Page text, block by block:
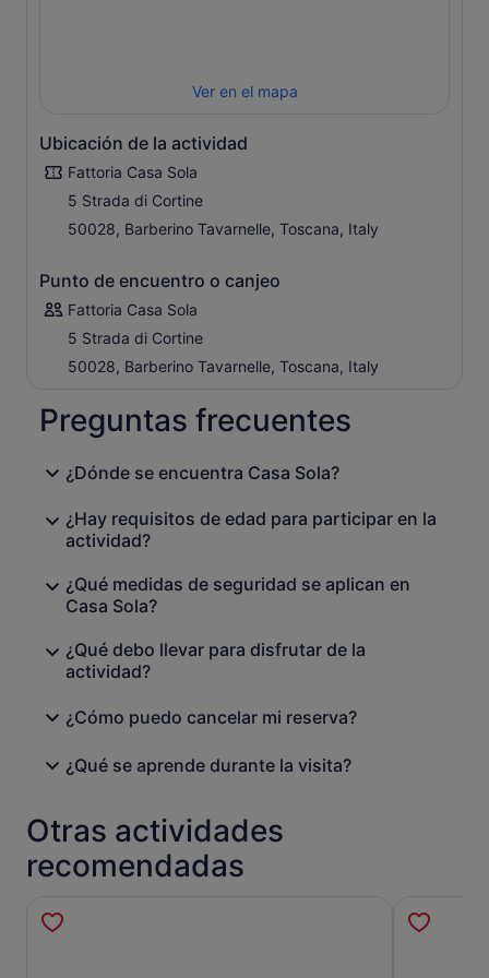
Ver en el mapa
Ubicación de la actividad
Fattoria Casa Sola
5 Strada di Cortine
50028, Barberino Tavarnelle, Toscana, Italy
Punto de encuentro o canjeo
Fattoria Casa Sola
5 Strada di Cortine
50028, Barberino Tavarnelle, Toscana, Italy
Preguntas frecuentes
¿Dónde se encuentra Casa Sola?
¿Hay requisitos de edad para participar en la
actividad?
¿Qué medidas de seguridad se aplican en
Casa Sola?
¿Qué debo llevar para disfrutar de la
actividad?
¿Cómo puedo cancelar mi reserva?
¿Qué se aprende durante la visita?
Otras actividades
recomendadas